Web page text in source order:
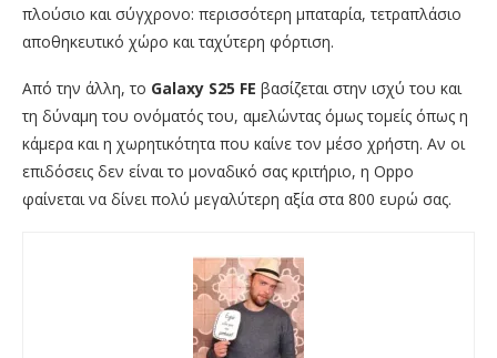
πλούσιο και σύγχρονο: περισσότερη μπαταρία, τετραπλάσιο
αποθηκευτικό χώρο και ταχύτερη φόρτιση.
Από την άλλη, το Galaxy S25 FE βασίζεται στην ισχύ του και
τη δύναμη του ονόματός του, αμελώντας όμως τομείς όπως η
κάμερα και η χωρητικότητα που καίνε τον μέσο χρήστη. Αν οι
επιδόσεις δεν είναι το μοναδικό σας κριτήριο, η Oppo
φαίνεται να δίνει πολύ μεγαλύτερη αξία στα 800 ευρώ σας.